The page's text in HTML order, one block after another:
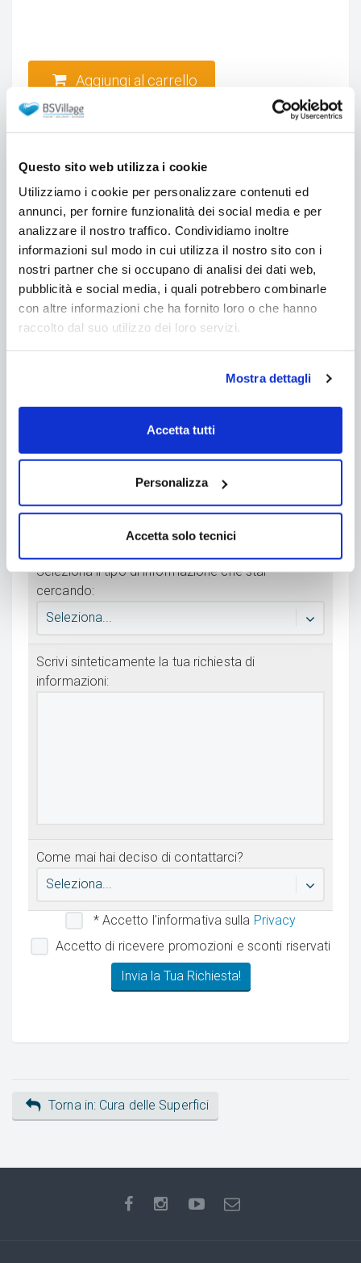
Questo sito web utilizza i cookie
Utilizziamo i cookie per personalizzare contenuti ed
annunci, per fornire funzionalità dei social media e per
analizzare il nostro traffico. Condividiamo inoltre
informazioni sul modo in cui utilizza il nostro sito con i
nostri partner che si occupano di analisi dei dati web,
pubblicità e social media, i quali potrebbero combinarle
con altre informazioni che ha fornito loro o che hanno
raccolto dal suo utilizzo dei loro servizi.
Mostra dettagli
Accetta tutti
Personalizza
Accetta solo tecnici
Aggiungi al carrello
Richiedi informazioni sul prodotto
Grazie a questo modulo potrete contattarci per
informazioni tecniche o commerciali. Faremo il
possibile per dare una risposta ai Vostri dubbi. Il
Nome e l'Email sono obbligatorie. Consigliamo di
inserire un recapito telefonico.
Nome *:
Seleziona il tipo di informazione che stai
cercando:
Seleziona...
Scrivi sinteticamente la tua richiesta di
informazioni:
Come mai hai deciso di contattarci?
Seleziona...
* Accetto l'informativa sulla Privacy
Accetto di ricevere promozioni e sconti riservati
Torna in: Cura delle Superfici